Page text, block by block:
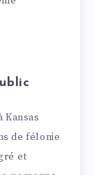
Kansas
de félonie
et